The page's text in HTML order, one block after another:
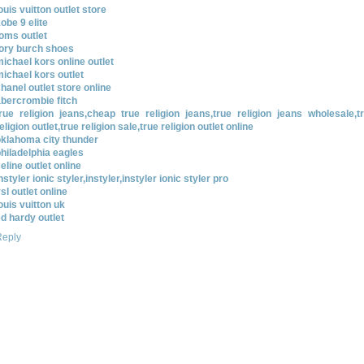
vuitton outlet store
9 elite
outlet
burch shoes
kors online outlet
kors outlet
outlet store online
fitch
religion jeans,cheap true religion jeans,true religion jeans
outlet,true religion sale,true religion outlet online
city thunder
eagles
outlet online
ionic styler,instyler,instyler ionic styler pro
outlet online
vuitton uk
hardy outlet